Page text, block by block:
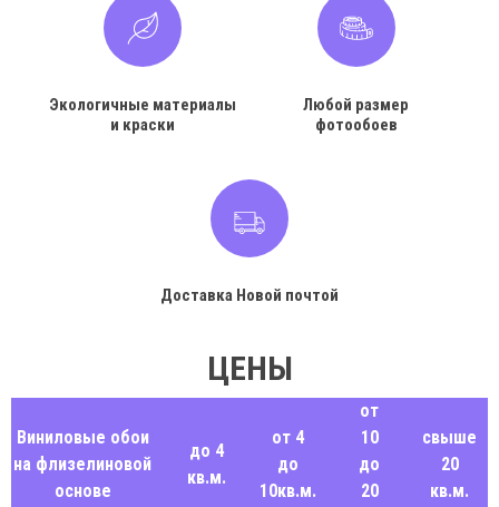
Экологичные материалы
и краски
Любой размер
фотообоев
Доставка Новой почтой
ЦЕНЫ
Виниловые обои
на флизелиновой
основе
до 4
кв.м.
от 4
до
10кв.м.
от
10
до
20
свыше
20
кв.м.